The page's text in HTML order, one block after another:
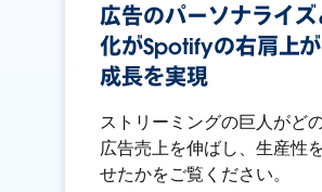
広告のパーソナライ
化がSpotifyの右肩上
成長を実現
ストリーミングの巨人がど
広告売上を伸ばし、生産性
せたかをご覧ください。